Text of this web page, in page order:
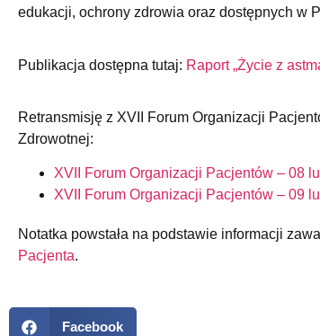
edukacji, ochrony zdrowia oraz dostępnych w
Publikacja dostępna tutaj: Raport „Życie z
Retransmisję z XVII Forum Organizacji
Zdrowotnej:
XVII Forum Organizacji Pacjentów – 08
XVII Forum Organizacji Pacjentów – 09
Notatka powstała na podstawie informacji
Pacjenta.
Facebook